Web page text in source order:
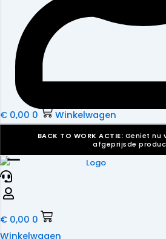
€ 0,00 0 Winkelwagen
BACK TO WORK ACTIE: Geniet nu
afgeprijsde
Verkiezingsdrukwerk nodig? Maak
☰
€ 0,00 0
Winkelwagen